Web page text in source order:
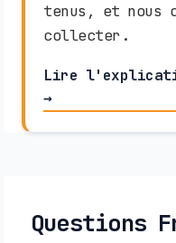
tenus, et nous
collecter.
Lire
→
Questions